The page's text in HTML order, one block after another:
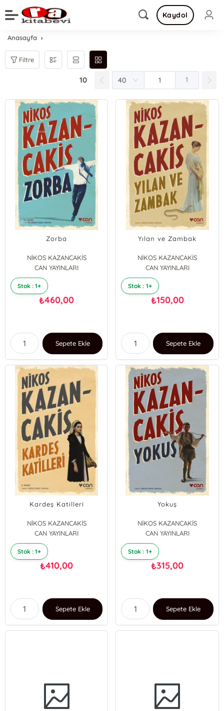
Kaydol
Anasayfa
Filtre
10 1
Zorba
NİKOS KAZANCAKİS
CAN YAYINLARI
Stok : 1+
₺460,00
Sepete Ekle
Yılan ve Zambak
NİKOS KAZANCAKİS
CAN YAYINLARI
Stok : 1+
₺150,00
Sepete Ekle
Kardeş Katilleri
NİKOS KAZANCAKİS
CAN YAYINLARI
Stok : 1+
₺410,00
Sepete Ekle
Yokuş
NİKOS KAZANCAKİS
CAN YAYINLARI
Stok : 1+
₺315,00
Sepete Ekle